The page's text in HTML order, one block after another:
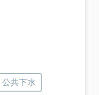
公共下水